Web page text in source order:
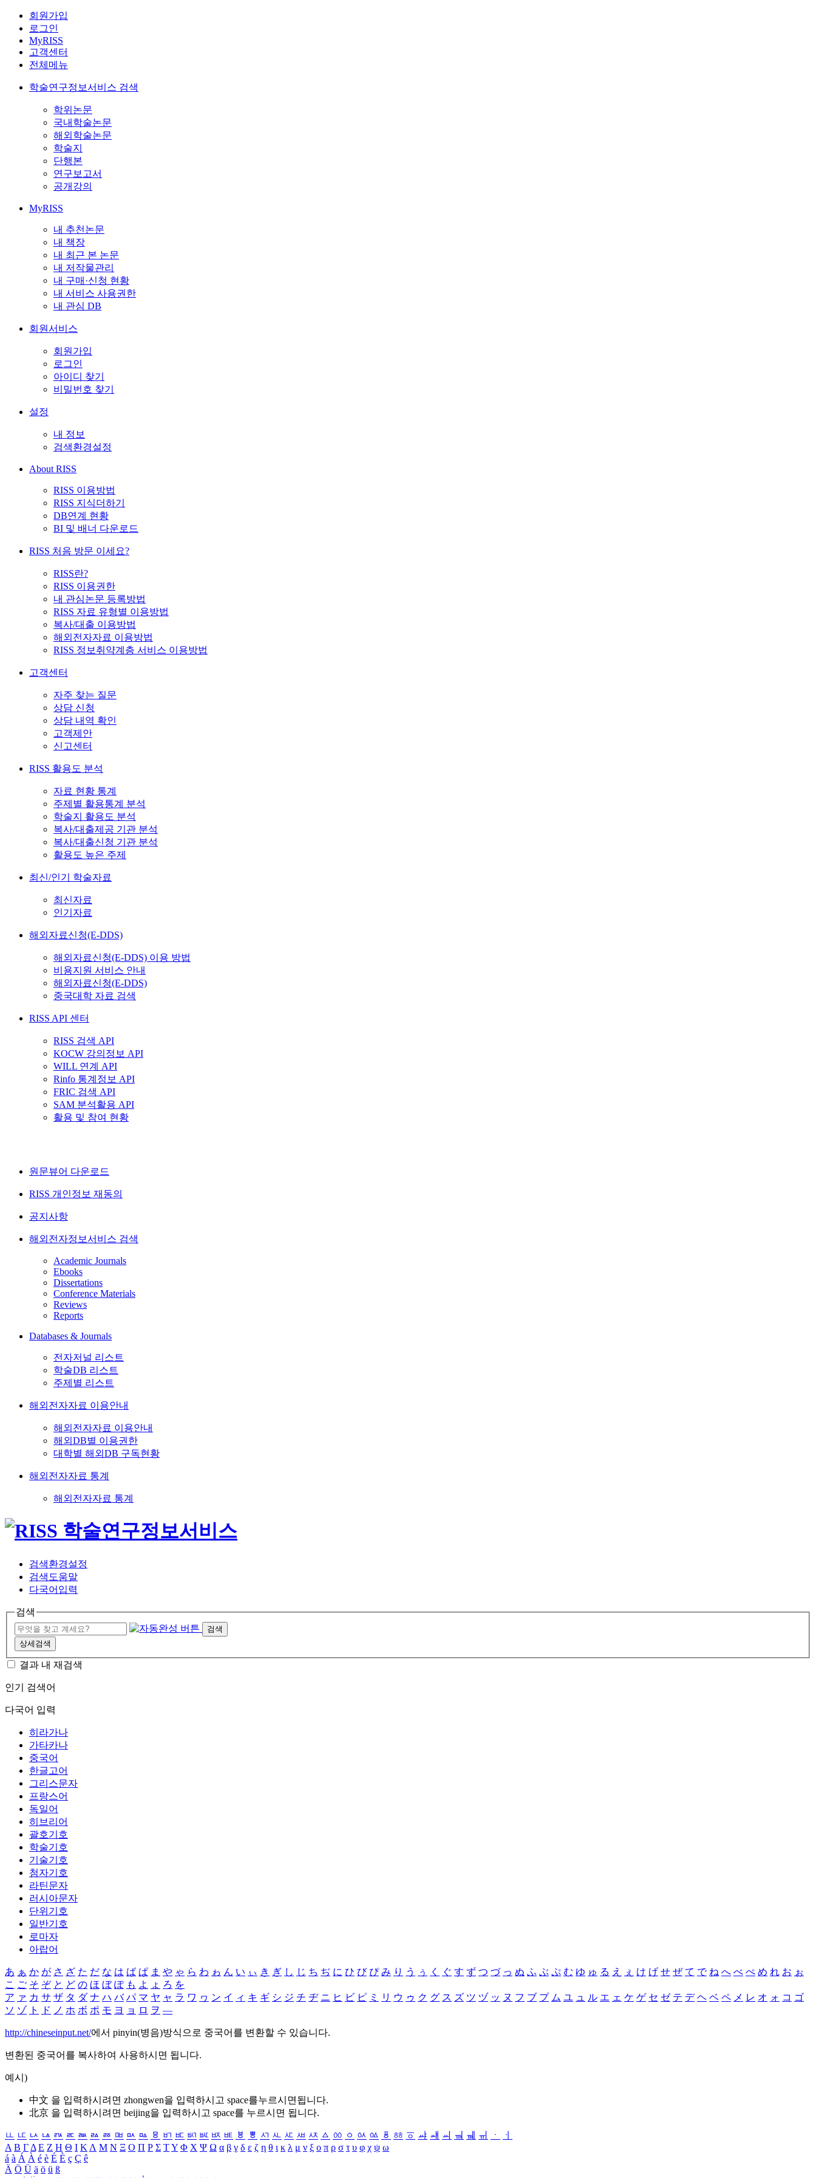
회원가입
로그인
MyRISS
고객센터
전체메뉴
학술연구정보서비스 검색
학위논문
국내학술논문
해외학술논문
학술지
단행본
연구보고서
공개강의
MyRISS
내 추천논문
내 책장
내 최근 본 논문
내 저작물관리
내 구매·신청 현황
내 서비스 사용권한
내 관심 DB
회원서비스
회원가입
로그인
아이디 찾기
비밀번호 찾기
설정
내 정보
검색환경설정
About RISS
RISS 이용방법
RISS 지식더하기
DB연계 현황
BI 및 배너 다운로드
RISS 처음 방문 이세요?
RISS란?
RISS 이용권한
내 관심논문 등록방법
RISS 자료 유형별 이용방법
복사/대출 이용방법
해외전자자료 이용방법
RISS 정보취약계층 서비스 이용방법
고객센터
자주 찾는 질문
상담 신청
상담 내역 확인
고객제안
신고센터
RISS 활용도 분석
자료 현황 통계
주제별 활용통계 분석
학술지 활용도 분석
복사/대출제공 기관 분석
복사/대출신청 기관 분석
활용도 높은 주제
최신/인기 학술자료
최신자료
인기자료
해외자료신청(E-DDS)
해외자료신청(E-DDS) 이용 방법
비용지원 서비스 안내
해외자료신청(E-DDS)
중국대학 자료 검색
RISS API 센터
RISS 검색 API
KOCW 강의정보 API
WILL 연계 API
Rinfo 통계정보 API
FRIC 검색 API
SAM 분석활용 API
활용 및 참여 현황
원문뷰어 다운로드
RISS 개인정보 재동의
공지사항
해외전자정보서비스 검색
Academic Journals
Ebooks
Dissertations
Conference Materials
Reviews
Reports
Databases & Journals
전자저널 리스트
학술DB 리스트
주제별 리스트
해외전자자료 이용안내
해외전자자료 이용안내
해외DB별 이용권한
대학별 해외DB 구독현황
해외전자자료 통계
해외전자자료 통계
검색환경설정
검색도움말
다국어입력
검색
검색
상세검색
결과 내 재검색
인기 검색어
다국어 입력
히라가나
가타카나
중국어
한글고어
그리스문자
프랑스어
독일어
히브리어
괄호기호
학술기호
기술기호
첨자기호
라틴문자
러시아문자
단위기호
일반기호
로마자
아랍어
あ ぁ か が さ ざ た だ な は ば ぱ ま や ゃ ら わ ゎ ん い ぃ き ぎ し じ ち ぢ に ひ び ぴ み り う ぅ く ぐ す ず つ づ っ ぬ ふ ぶ ぷ む ゆ ゅ る え ぇ け げ せ ぜ て で ね へ べ ぺ め れ お ぉ
こ ご そ ぞ と ど の ほ ぼ ぽ も よ ょ ろ を
ア ァ カ サ ザ タ ダ ナ ハ バ パ マ ヤ ャ ラ ワ ヮ ン イ ィ キ ギ シ ジ チ ヂ ニ ヒ ビ ピ ミ リ ウ ゥ ク グ ス ズ ツ ヅ ッ ヌ フ ブ プ ム ユ ュ ル エ ェ ケ ゲ セ ゼ テ デ ヘ ベ ペ メ レ オ ォ コ ゴ
ソ ゾ ト ド ノ ホ ボ ポ モ ヨ ョ ロ ヲ ―
http://chineseinput.net/에서 pinyin(병음)방식으로 중국어를 변환할 수 있습니다.
변환된 중국어를 복사하여 사용하시면 됩니다.
예시)
中文 을 입력하시려면 zhongwen을 입력하시고 space를누르시면됩니다.
北京 을 입력하시려면 beijing을 입력하시고 space를 누르시면 됩니다.
ㅥ ㅦ ㅧ ㅨ ㅩ ㅪ ㅫ ㅬ ㅭ ㅮ ㅯ ㅰ ㅱ ㅲ ㅳ ㅴ ㅵ ㅶ ㅷ ㅸ ㅹ ㅺ ㅻ ㅼ ㅽ ㅾ ㅿ ㆀ ㆁ ㆂ ㆃ ㆄ ㆅ ㆆ ㆇ ㆈ ㆉ ㆊ ㆋ ㆌ ㆍ
ㆎ
Α Β ΓΔ Ε Ζ Η Θ Ι ΚΛ Μ Ν Ξ Ο Π Ρ Σ ΤΥ Φ Χ Ψ Ω α β γ δ ε ζ η θ ι κ λ μ ν ξ ο π ρ σ τ υ φ χ ψ ω
á à Á À é è É È ç Ç ê
Ä Ö Ü ä ö ü ß